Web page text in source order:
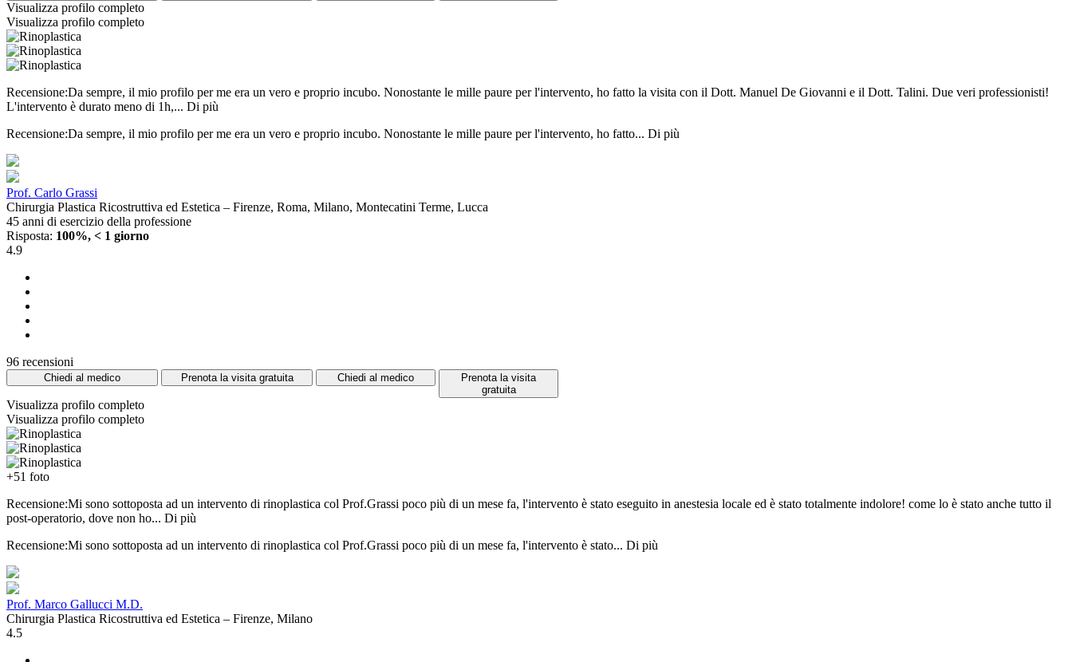
Visualizza profilo completo
Visualizza profilo completo
Recensione:Da sempre, il mio profilo per me era un vero e proprio incubo. Nonostante le mille paure per l'intervento, ho fatto la visita con il Dott. Manuel De Giovanni e il Dott. Talini. Due veri professionisti!
L'intervento è durato meno di 1h,... Di più
Recensione:Da sempre, il mio profilo per me era un vero e proprio incubo. Nonostante le mille paure per l'intervento, ho fatto... Di più
Prof. Carlo Grassi
Chirurgia Plastica Ricostruttiva ed Estetica – Firenze, Roma, Milano, Montecatini Terme, Lucca
45 anni di esercizio della professione
Risposta: 100%, < 1 giorno
4.9
96 recensioni
Chiedi al medico Prenota la visita gratuita Chiedi al medico
Prenota la visita
gratuita
Visualizza profilo completo
Visualizza profilo completo
+51 foto
Recensione:Mi sono sottoposta ad un intervento di rinoplastica col Prof.Grassi poco più di un mese fa, l'intervento è stato eseguito in anestesia locale ed è stato totalmente indolore! come lo è stato anche tutto il
post-operatorio, dove non ho... Di più
Recensione:Mi sono sottoposta ad un intervento di rinoplastica col Prof.Grassi poco più di un mese fa, l'intervento è stato... Di più
Prof. Marco Gallucci M.D.
Chirurgia Plastica Ricostruttiva ed Estetica – Firenze, Milano
4.5